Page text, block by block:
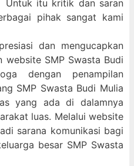
itu kritik dan saran
pihak sangat kami
dan mengucapkan
website SMP Swasta Budi
dengan penampilan
SMP Swasta Budi Mulia
yang ada di dalamnya
luas. Melalui website
sarana komunikasi bagi
besar SMP Swasta